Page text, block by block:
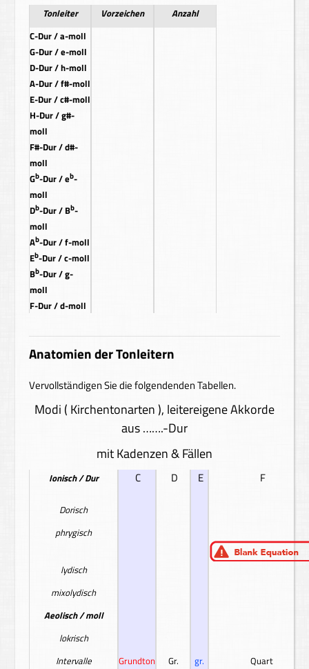
Tonleiter Vorzeichen
Anzahl
C-Dur / a-moll
G-Dur / e-moll
D-Dur / h-moll
A-Dur / f#-moll
E-Dur / c#-moll
H-Dur / g#-
moll
F#-Dur / d#-
moll
Gb-Dur / eb-
moll
Db-Dur / Bb-
moll
Ab-Dur / f-moll
Eb-Dur / c-moll
Bb-Dur / g-
moll
F-Dur / d-moll
Anatomien der Tonleitern
Vervollständigen Sie die folgendenden Tabellen.
Modi ( Kirchentonarten ), leitereigene Akkorde
aus …….-Dur
mit Kadenzen & Fällen
Ionisch / Dur C D E F
Dorisch
phrygisch
lydisch
mixolydisch
Aeolisch / moll
lokrisch
Intervalle
Grundton
Gr.
gr.
Quart